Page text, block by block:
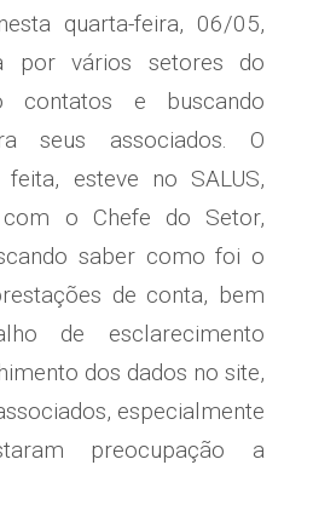
quarta-feira, 06/05,
por vários setores do
contatos e buscando
seus associados. O
feita, esteve no SALUS,
com o Chefe do Setor,
saber como foi o
de conta, bem
de esclarecimento
dos dados no site,
especialmente
preocupação a